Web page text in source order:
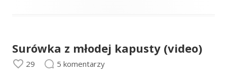
Surówka z młodej kapusty (video)
29 5 komentarzy